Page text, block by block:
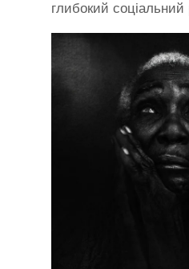
глибокий соціальний